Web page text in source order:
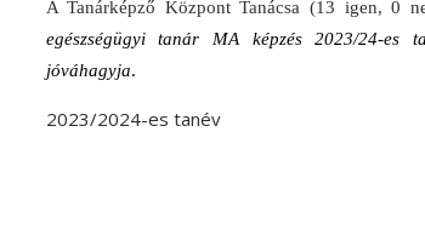
A Tanárképző Központ Tanácsa (13 igen, 0
egészségügyi tanár MA képzés 2023/24-es
jóváhagyja.
2023/2024-es tanév